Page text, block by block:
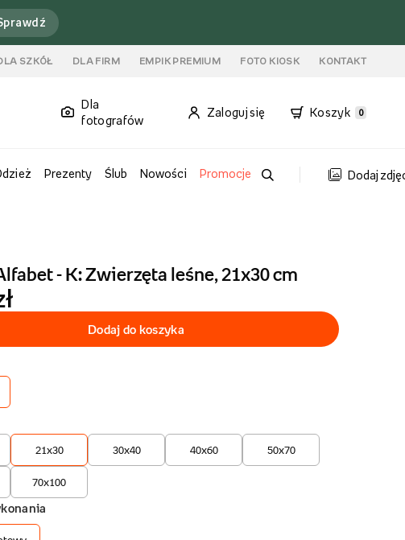
SZKÓŁ DLA FIRM EMPIK PREMIUM FOTO KIOSK KONTAKT
Dla
fotografów
Zaloguj się Koszyk 0
Prezenty Ślub Nowości Promocje Dodaj